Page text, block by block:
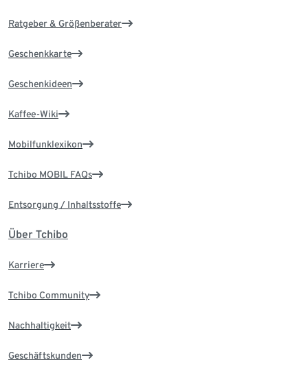
Ratgeber & Größenberater
Geschenkkarte
Geschenkideen
Kaffee-Wiki
Mobilfunklexikon
Tchibo MOBIL FAQs
Entsorgung / Inhaltsstoffe
Über Tchibo
Karriere
Tchibo Community
Nachhaltigkeit
Geschäftskunden